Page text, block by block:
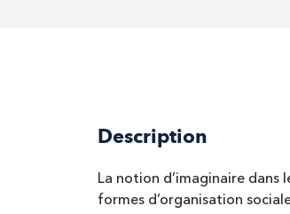
Description
La notion d’imaginaire dans
formes d’organisation